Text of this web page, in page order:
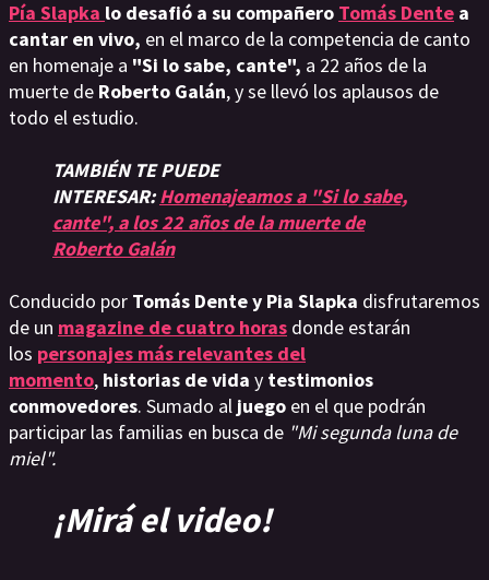
Pía Slapka lo desafió a su compañero Tomás Dente a
cantar en vivo, en el marco de la competencia de canto
en homenaje a "Si lo sabe, cante", a 22 años de la
muerte de Roberto Galán, y se llevó los aplausos de
todo el estudio.
TAMBIÉN TE PUEDE
INTERESAR:Homenajeamos a "Si lo sabe,
cante", a los 22 años de la muerte de
Roberto Galán
Conducido por Tomás Dente y Pia Slapka disfrutaremos
de un magazine de cuatro horas donde estarán
los personajes más relevantes del
momento, historias de vida y testimonios
conmovedores. Sumado al juego en el que podrán
participar las familias en busca de "Mi segunda luna de
miel".
¡Mirá el video!